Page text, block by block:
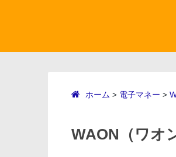
ホーム > 電子マネー >
WAON（ワオ